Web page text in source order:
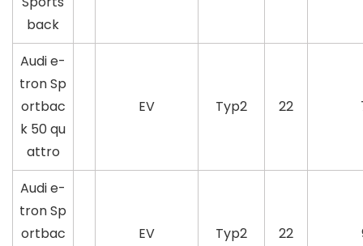
back
Audi e-
tron Sp
ortbac
k 50 qu
attro
EV Typ2 22
Audi e-
tron Sp
ortbac
EV Typ2 22